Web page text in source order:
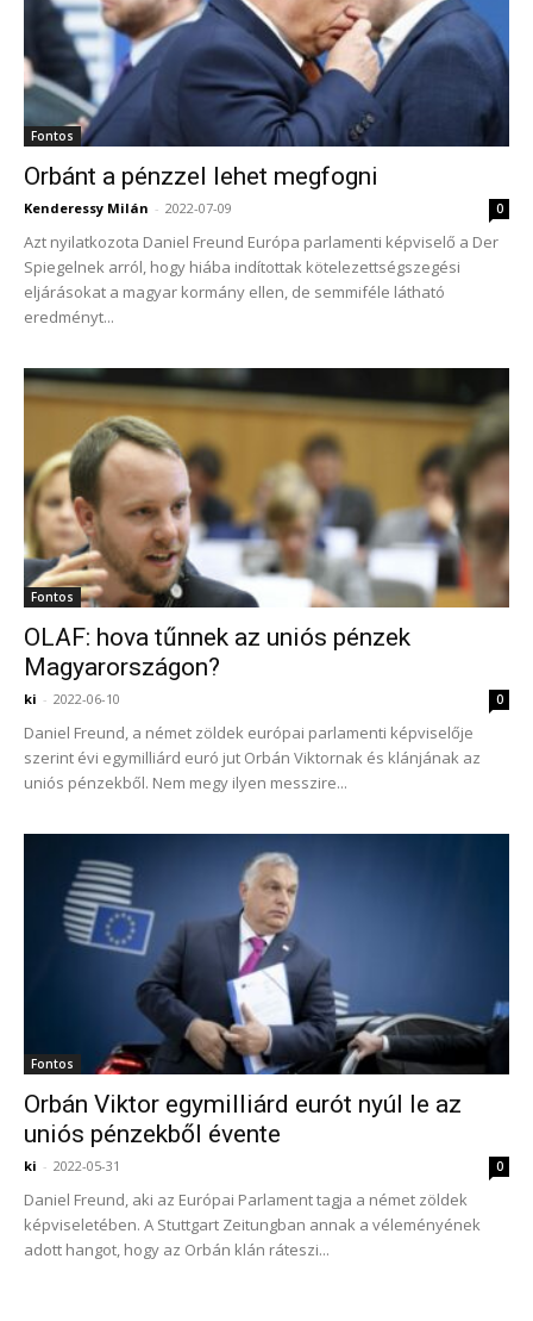
Fontos
Orbánt a pénzzel lehet megfogni
Kenderessy Milán - 2022-07-09 0
Azt nyilatkozota Daniel Freund Európa parlamenti képviselő a Der
Spiegelnek arról, hogy hiába indítottak kötelezettségszegési
eljárásokat a magyar kormány ellen, de semmiféle látható
eredményt...
Fontos
OLAF: hova tűnnek az uniós pénzek
Magyarországon?
ki - 2022-06-10 0
Daniel Freund, a német zöldek európai parlamenti képviselője
szerint évi egymilliárd euró jut Orbán Viktornak és klánjának az
uniós pénzekből. Nem megy ilyen messzire...
Fontos
Orbán Viktor egymilliárd eurót nyúl le az
uniós pénzekből évente
ki - 2022-05-31 0
Daniel Freund, aki az Európai Parlament tagja a német zöldek
képviseletében. A Stuttgart Zeitungban annak a véleményének
adott hangot, hogy az Orbán klán ráteszi...